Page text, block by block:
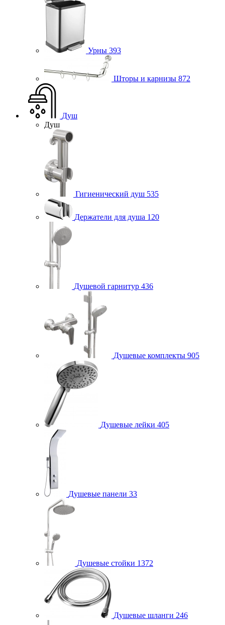
Урны 393
Шторы и карнизы 872
Душ
Душ
Гигиенический душ 535
Держатели для душа 120
Душевой гарнитур 436
Душевые комплекты 905
Душевые лейки 405
Душевые панели 33
Душевые стойки 1372
Душевые шланги 246